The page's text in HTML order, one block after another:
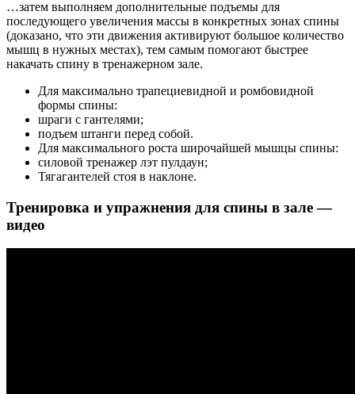
…затем выполняем дополнительные подъемы для
последующего увеличения массы в конкретных зонах спины
(доказано, что эти движения активируют большое количество
мышц в нужных местах), тем самым помогают быстрее
накачать спину в тренажерном зале.
Для максимально трапециевидной и ромбовидной
формы спины:
шраги с гантелями;
подъем штанги перед собой.
Для максимального роста широчайшей мышцы спины:
силовой тренажер лэт пулдаун;
Тягагантелей стоя в наклоне.
Тренировка и упражнения для спины в зале —
видео